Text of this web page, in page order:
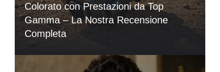
Colorato con Prestazioni da Top
Gamma – La Nostra Recensione
Completa